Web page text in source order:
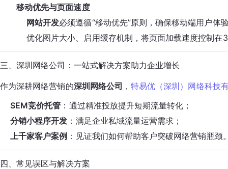
移动优先与页面速度
网站开发必须遵循“移动优先”原则，确保移动端用户体
优化图片大小、启用缓存机制，将页面加载速度控制在
三、深圳网络公司：一站式解决方案助力企业增长
作为深耕网络营销的深圳网络公司 ，特易优（深圳）网络科技
SEM竞价托管 ：通过精准投放提升短期流量转化；
分销小程序开发 ：满足企业私域流量运营需求；
上千家客户案例 ：见证我们如何帮助客户突破网络营销瓶颈
四、常见误区与解决方案